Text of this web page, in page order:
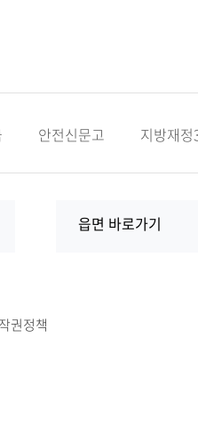
안전신문고 지방재
읍면 바로가기
권정책